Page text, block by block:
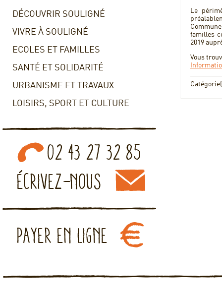
DÉCOUVRIR SOULIGNÉ
VIVRE À SOULIGNÉ
ECOLES ET FAMILLES
SANTÉ ET SOLIDARITÉ
URBANISME ET TRAVAUX
LOISIRS, SPORT ET CULTURE
Le
familles
2019
Vous